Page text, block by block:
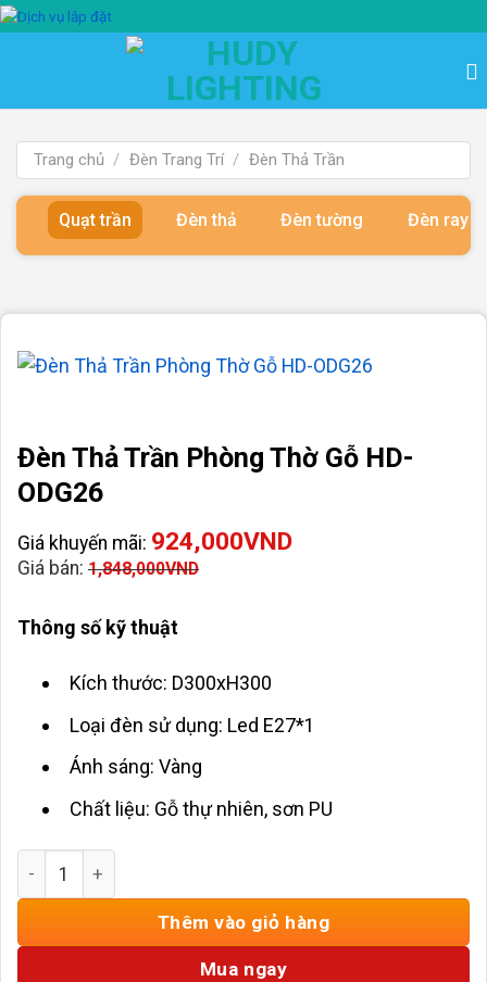
Bỏ
dung
Trang chủ / Đèn Trang Trí / Đèn Thả Trần
Quạt trần Đèn thả Đèn tường Đèn ray
Đèn Thả Trần Phòng Thờ Gỗ HD-
ODG26
Giá khuyến mãi: 924,000VND
Giá bán: 1,848,000VND
Thông số kỹ thuật
Kích thước: D300xH300
Loại đèn sử dụng: Led E27*1
Ánh sáng: Vàng
Chất liệu: Gỗ thự nhiên, sơn PU
Đèn Thả Trần Phòng Thờ Gỗ HD-ODG26 số lượng
Thêm vào giỏ hàng
Mua ngay